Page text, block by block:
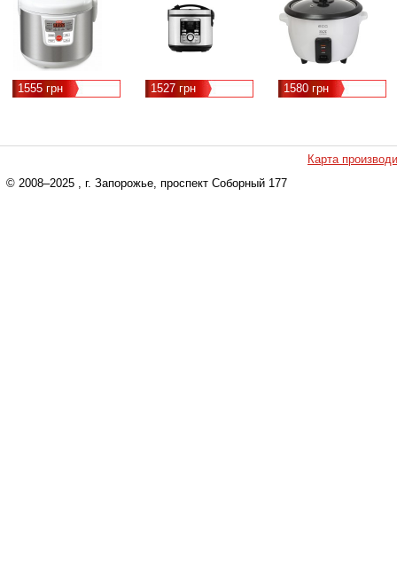
1555 грн 1527 грн 1580 грн
Карта
© 2008–2025 , г. Запорожье, проспект Соборный 177